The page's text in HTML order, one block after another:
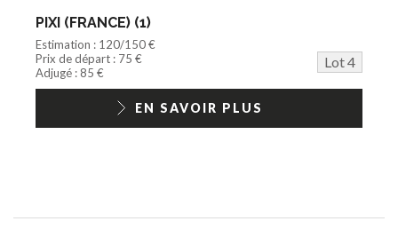
PIXI (FRANCE) (1)
Estimation : 120/150 €
Prix de départ : 75 €
Lot 4
Adjugé : 85 €
EN SAVOIR PLUS